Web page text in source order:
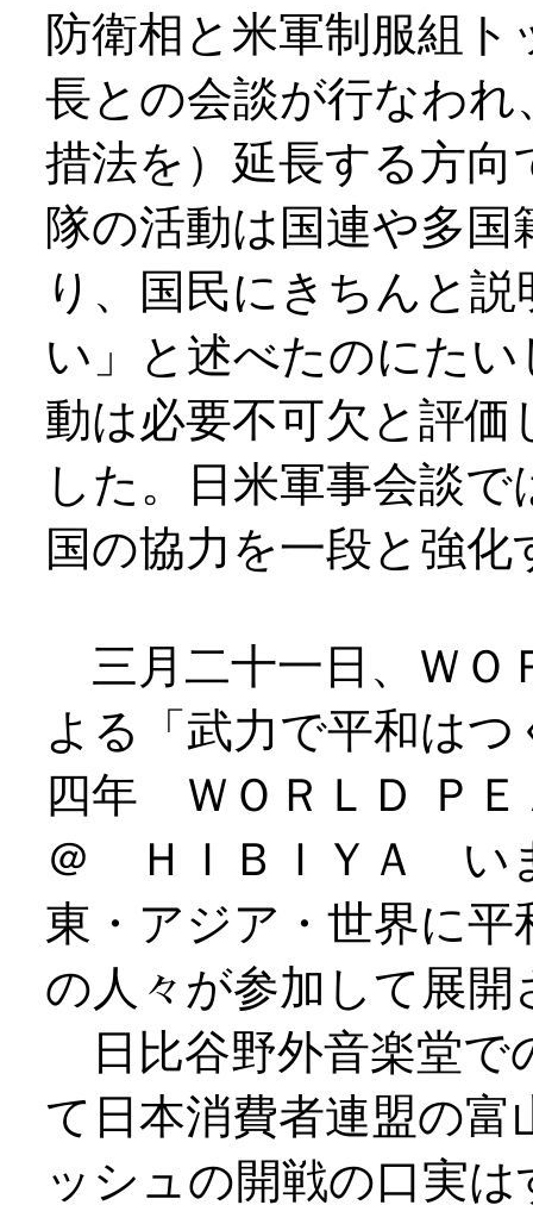
防衛相と米軍制服組
長との会談が行なわ
措法を）延長する方
隊の活動は国連や多
り、国民にきちんと
い」と述べたのにた
動は必要不可欠と評
した。日米軍事会談
国の協力を一段と強
三月二十一日、ＷＯ
よる「武力で平和は
四年 ＷＯＲＬＤ Ｐ
＠ ＨＩＢＩＹＡ い
東・アジア・世界に
の人々が参加して展開
日比谷野外音楽堂で
て日本消費者連盟の
ッシュの開戦の口実